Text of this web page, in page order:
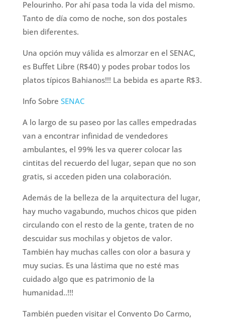
Pelourinho. Por ahí pasa toda la vida del mismo.
Tanto de día como de noche, son dos postales
bien diferentes.
Una opción muy válida es almorzar en el SENAC,
es Buffet Libre (R$40) y podes probar todos los
platos típicos Bahianos!!! La bebida es aparte R$3.
Info Sobre SENAC
A lo largo de su paseo por las calles empedradas
van a encontrar infinidad de vendedores
ambulantes, el 99% les va querer colocar las
cintitas del recuerdo del lugar, sepan que no son
gratis, si acceden piden una colaboración.
Además de la belleza de la arquitectura del lugar,
hay mucho vagabundo, muchos chicos que piden
circulando con el resto de la gente, traten de no
descuidar sus mochilas y objetos de valor.
También hay muchas calles con olor a basura y
muy sucias. Es una lástima que no esté mas
cuidado algo que es patrimonio de la
humanidad..!!!
También pueden visitar el Convento Do Carmo,